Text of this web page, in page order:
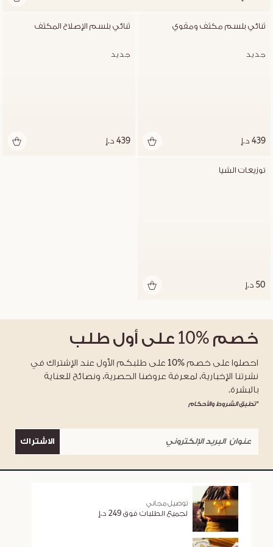
ثنائي بلسم مكثف ومقوي
جديد
439 د.إ
ثنائي بلسم الإصلاح المكثف
جديد
439 د.إ
توزيعات الشيا
50 د.إ
خصم %10 على أول طلب
احصلوا على خصم %10 على طلبكم الأول عند الإشتراك في
نشرتنا الإخبارية، لمعرفة عروضنا الحصرية، ونصائح للعناية
بالبشرة.
*تطبق الشروط والأحكام
الاشتراك
توصيل مجاني
لجميع الطلبات فوق 249 د.إ